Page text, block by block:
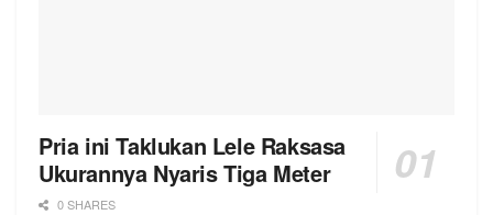
Pria ini Taklukan Lele Raksasa
Ukurannya Nyaris Tiga Meter
0 SHARES